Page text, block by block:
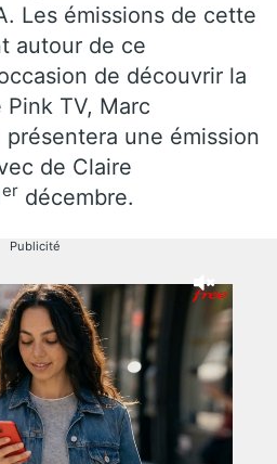
Les émissions de cette
autour de ce
de découvrir la
TV, Marc
présentera une émission
de Claire
er décembre.
Publicité